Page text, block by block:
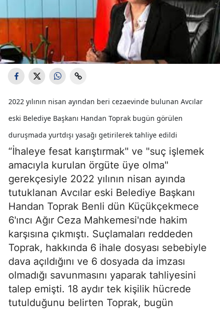
2022 yılının nisan ayından beri cezaevinde bulunan Avcılar
eski Belediye Başkanı Handan Toprak bugün görülen
duruşmada yurtdışı yasağı getirilerek tahliye edildi
“İhaleye fesat karıştırmak" ve "suç işlemek
amacıyla kurulan örgüte üye olma"
gerekçesiyle 2022 yılının nisan ayında
tutuklanan Avcılar eski Belediye Başkanı
Handan Toprak Benli dün Küçükçekmece
6'ıncı Ağır Ceza Mahkemesi'nde hakim
karşısına çıkmıştı. Suçlamaları reddeden
Toprak, hakkında 6 ihale dosyası sebebiyle
dava açıldığını ve 6 dosyada da imzası
olmadığı savunmasını yaparak tahliyesini
talep emişti. 18 aydır tek kişilik hücrede
tutulduğunu belirten Toprak, bugün